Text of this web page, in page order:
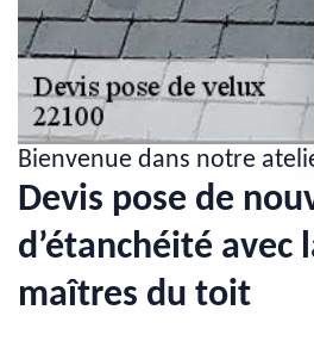
Bienvenue dans notre
Devis pose de
d’étanchéité avec
maîtres du toit